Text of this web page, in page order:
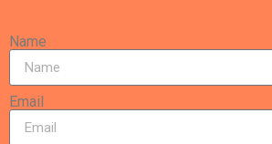
Name
Email